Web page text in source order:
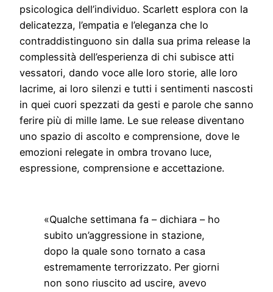
psicologica dell’individuo. Scarlett esplora con la
delicatezza, l’empatia e l’eleganza che lo
contraddistinguono sin dalla sua prima release la
complessità dell’esperienza di chi subisce atti
vessatori, dando voce alle loro storie, alle loro
lacrime, ai loro silenzi e tutti i sentimenti nascosti
in quei cuori spezzati da gesti e parole che sanno
ferire più di mille lame. Le sue release diventano
uno spazio di ascolto e comprensione, dove le
emozioni relegate in ombra trovano luce,
espressione, comprensione e accettazione.
«Qualche settimana fa – dichiara – ho
subito un’aggressione in stazione,
dopo la quale sono tornato a casa
estremamente terrorizzato. Per giorni
non sono riuscito ad uscire, avevo